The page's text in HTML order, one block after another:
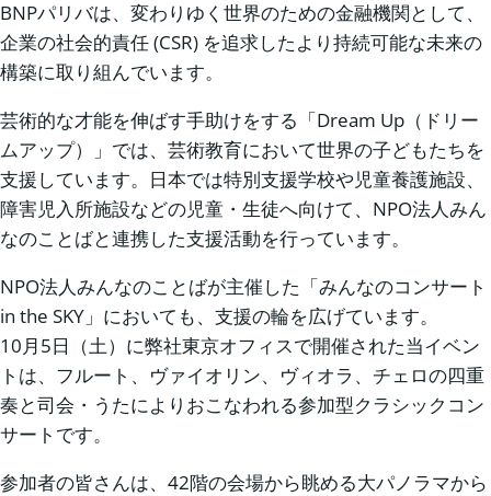
BNPパリバは、変わりゆく世界のための金融機関として、
企業の社会的責任 (CSR) を追求したより持続可能な未来の
構築に取り組んでいます。
芸術的な才能を伸ばす手助けをする「Dream Up（ドリー
ムアップ）」では、芸術教育において世界の子どもたちを
支援しています。日本では特別支援学校や児童養護施設、
障害児入所施設などの児童・生徒へ向けて、NPO法人みん
なのことばと連携した支援活動を行っています。
NPO法人みんなのことばが主催した「みんなのコンサート
in the SKY」においても、支援の輪を広げています。
10月5日（土）に弊社東京オフィスで開催された当イベン
トは、フルート、ヴァイオリン、ヴィオラ、チェロの四重
奏と司会・うたによりおこなわれる参加型クラシックコン
サートです。
参加者の皆さんは、42階の会場から眺める大パノラマから